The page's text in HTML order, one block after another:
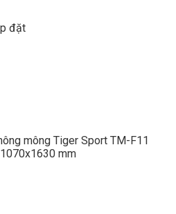
đặt
mông Tiger Sport TM-F11
mm